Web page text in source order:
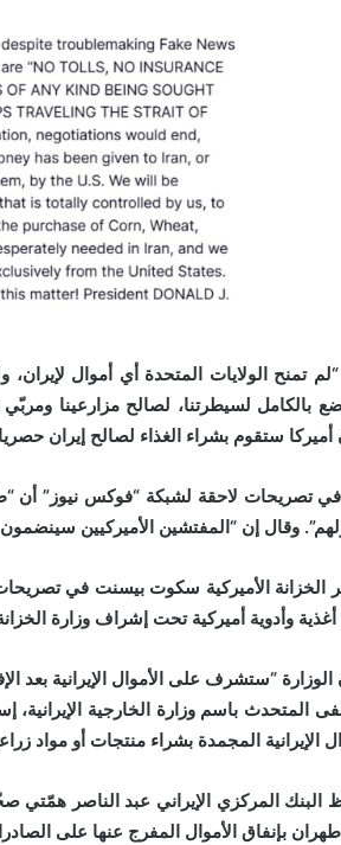
تمنح الولايات المتحدة أي أموال
بالكامل لسيطرتنا، لصالح مزارعينا
أميركا ستقوم بشراء الغذاء لصالح إيران
تصريحات لاحقة لشبكة “فوكس نيوز” أن
وقال إن “المفتشين الأميركيين سينضمون
الخزانة الأميركية سكوت بيسنت في
وأدوية أميركية تحت إشراف وزارة الخزانة.
“ستشرف على الأموال الإيرانية بعد
المتحدث باسم وزارة الخارجية الإيرانية،
الإيرانية المجمدة بشراء منتجات أو مواد
المركزي الإيراني عبد الناصر همّتي
طهران بإنفاق الأموال المفرج عنها على